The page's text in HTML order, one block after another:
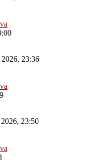
23:36
23:50